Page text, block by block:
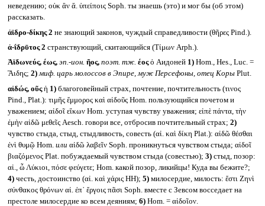
неведению; οὐκ ἂν ἄ. ὑπείποις Soph. ты знаешь (это) и мог бы (об этом)
рассказать.
ἀϊδρο-δίκης 2 не знающий законов, чуждый справедливости (θῆρες Pind.).
ἀ-ΐδρῡτος 2 странствующий, скитающийся (Τίμων Arph.).
Ἀϊδωνεύς, έως, эп.-ион. ῆος, поэт. тж. έοςὁ Аидоней 1)Hom., Hes., Luc. =
Ἃιδης; 2) миф. царь молоссов в Эпире, муж Персефоны, отец КорыPlut.
αἰδώς, οῦςἡ 1)благоговейный страх, почтение, почтительность (τινος
Pind., Plat.): τιμῆς ἔμμορος καὶ αἰδοῦς Hom. пользующийся почетом и
уважением; αἰδοῖ εἴκων Hom. уступая чувству уважения; εἰπὲ πάντα, τὴν
ἐμὴν αἰδῶ μεθεῖς Aesch. говори все, отбросив почтительный страх; 2)
чувство стыда, стыд, стыдливость, совесть (αἰ. καὶ δίκη Plat.): αἰδῶ θέσθαι
ἐνὶ θυμῷ Hom. или αἰδῶ λαβεῖν Soph. проникнуться чувством стыда; αἰδοῖ
βιαζόμενος Plat. побуждаемый чувством стыда (совестью); 3)стыд, позор:
αἰ., ὦ Λύκιοι, πόσε φεύγετε; Hom. какой позор, ликийцы! Куда вы бежите?;
4)честь, достоинство (αἰ. καὶ χάρις HH); 5)милосердие, милость: ἔστι Ζηνὶ
σύνθακος θρόνων αἰ. ἐπ᾽ ἔργοις πᾶσι Soph. вместе с Зевсом восседает на
престоле милосердие ко всем деяниям; 6)Hom. = αἰδοῖον.